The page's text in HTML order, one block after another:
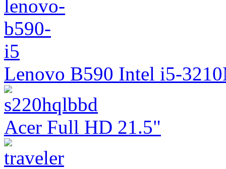
Lenovo B590 Intel i5-
Acer Full HD 21.5"